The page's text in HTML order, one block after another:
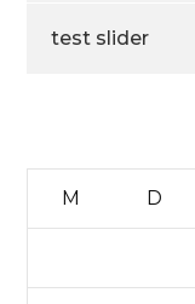
test slider
M D